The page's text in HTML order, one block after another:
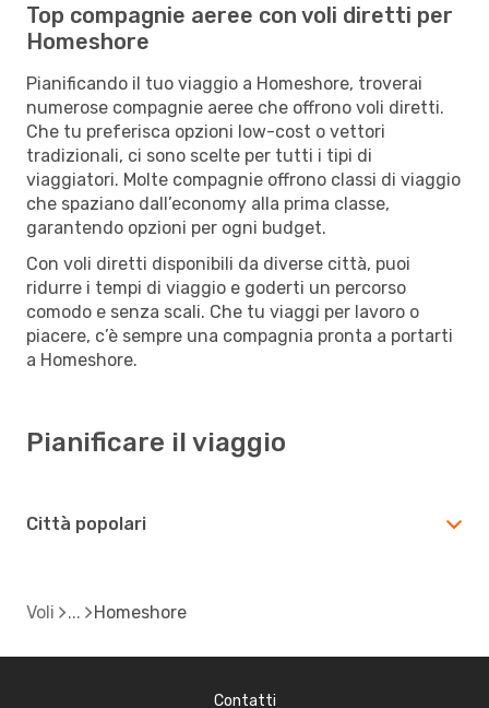
Top compagnie aeree con voli diretti per
Homeshore
Pianificando il tuo viaggio a Homeshore, troverai
numerose compagnie aeree che offrono voli diretti.
Che tu preferisca opzioni low-cost o vettori
tradizionali, ci sono scelte per tutti i tipi di
viaggiatori. Molte compagnie offrono classi di viaggio
che spaziano dall’economy alla prima classe,
garantendo opzioni per ogni budget.
Con voli diretti disponibili da diverse città, puoi
ridurre i tempi di viaggio e goderti un percorso
comodo e senza scali. Che tu viaggi per lavoro o
piacere, c’è sempre una compagnia pronta a portarti
a Homeshore.
Pianificare il viaggio
Città popolari
Voli Homeshore
Contatti